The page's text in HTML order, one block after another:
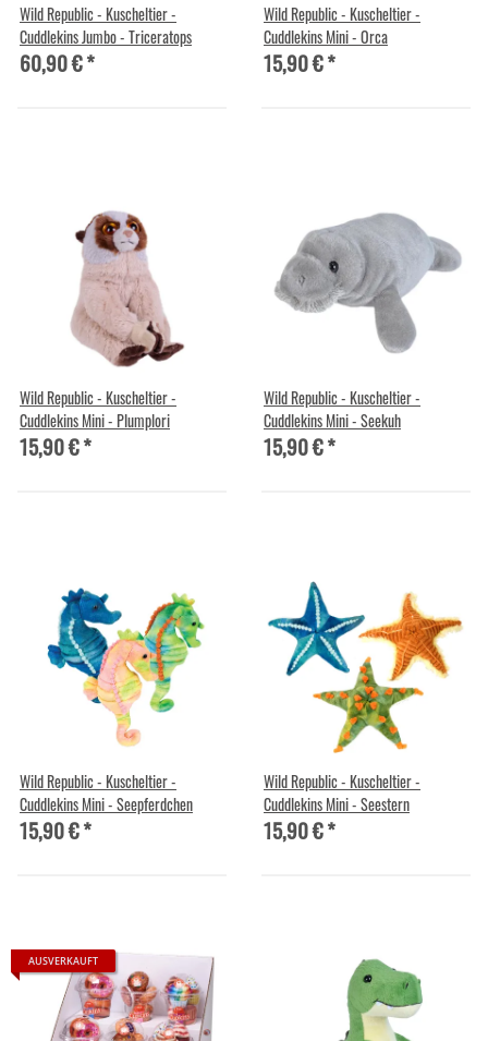
Wild Republic - Kuscheltier -
Cuddlekins Jumbo - Triceratops
60,90 €*
Wild Republic - Kuscheltier -
Cuddlekins Mini - Orca
15,90 €*
Wild Republic - Kuscheltier -
Cuddlekins Mini - Plumplori
15,90 €*
Wild Republic - Kuscheltier -
Cuddlekins Mini - Seekuh
15,90 €*
Wild Republic - Kuscheltier -
Cuddlekins Mini - Seepferdchen
15,90 €*
Wild Republic - Kuscheltier -
Cuddlekins Mini - Seestern
15,90 €*
AUSVERKAUFT